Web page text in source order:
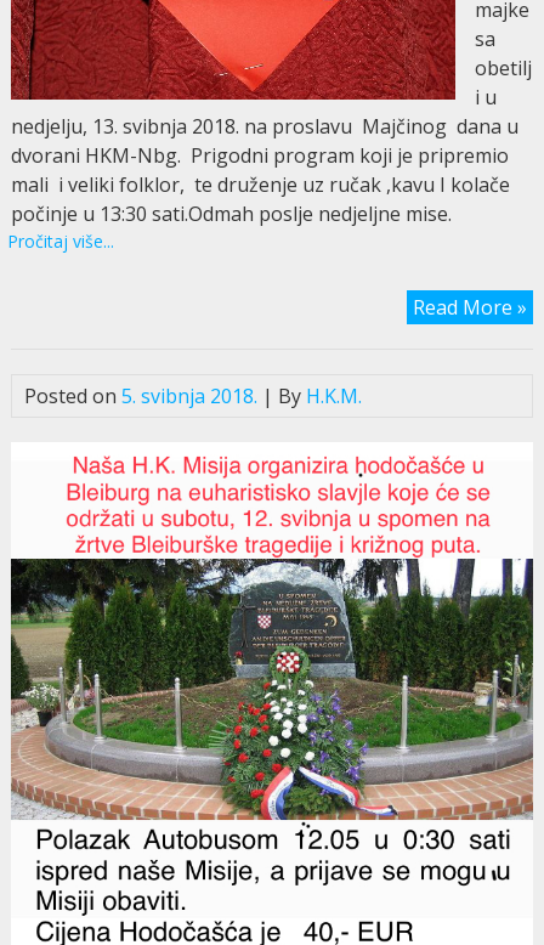
majke
sa
obetilj
i u
nedjelju, 13. svibnja 2018. na proslavu Majčinog dana u
dvorani HKM-Nbg. Prigodni program koji je pripremio
mali i veliki folklor, te druženje uz ručak ,kavu I kolače
počinje u 13:30 sati.Odmah poslje nedjeljne mise.
Pročitaj više...
Read More »
Posted on 5. svibnja 2018. | By H.K.M.